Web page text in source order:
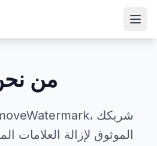
من
الموثوق لإزالة العلامات